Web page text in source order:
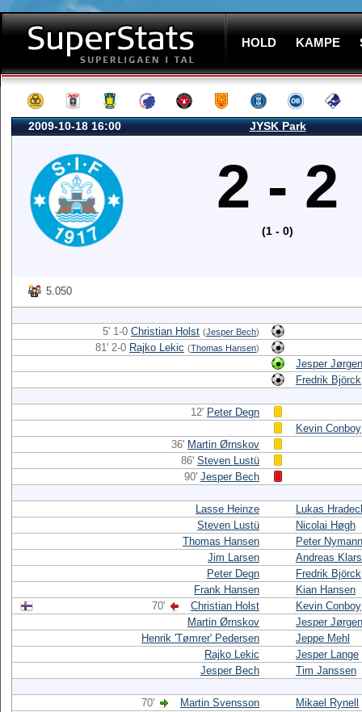
HOLD KAMPE
2009-10-18 16:00 JYSK Park
2 - 2
(1 - 0)
5.050
5' 1-0 Christian Holst (Jesper Bech)
81' 2-0 Rajko Lekic (Thomas Hansen)
Jesper
Fredrik Björck
12' Peter Degn
Kevin Conboy
36' Martin Ørnskov
86' Steven Lustü
90' Jesper Bech
Lasse Heinze
Lukas
Steven Lustü
Nicolai Høgh
Thomas Hansen
Peter Nymann
Jim Larsen
Andreas
Peter Degn
Fredrik Björck
Frank Hansen
Kian Hansen
70'
Christian Holst
Kevin Conboy
Martin Ørnskov
Jesper
Henrik 'Tømrer' Pedersen
Jeppe Mehl
Rajko Lekic
Jesper Lange
Jesper Bech
Tim Janssen
70' Martin Svensson
Mikael Rynell